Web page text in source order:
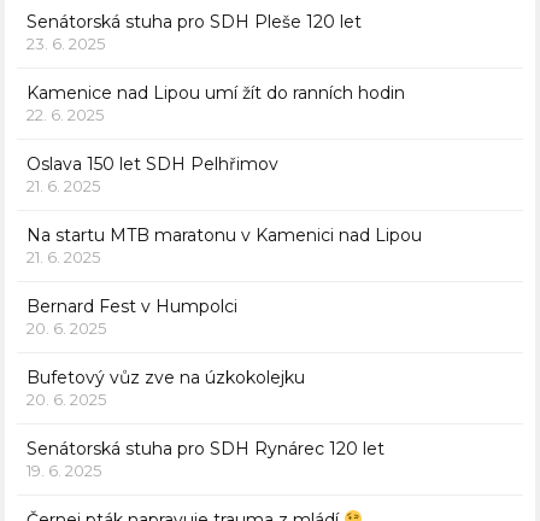
Senátorská stuha pro SDH Pleše 120 let
23. 6. 2025
Kamenice nad Lipou umí žít do ranních hodin
22. 6. 2025
Oslava 150 let SDH Pelhřimov
21. 6. 2025
Na startu MTB maratonu v Kamenici nad Lipou
21. 6. 2025
Bernard Fest v Humpolci
20. 6. 2025
Bufetový vůz zve na úzkokolejku
20. 6. 2025
Senátorská stuha pro SDH Rynárec 120 let
19. 6. 2025